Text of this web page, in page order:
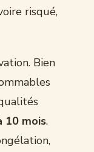
risqué,
Bien
10 mois.